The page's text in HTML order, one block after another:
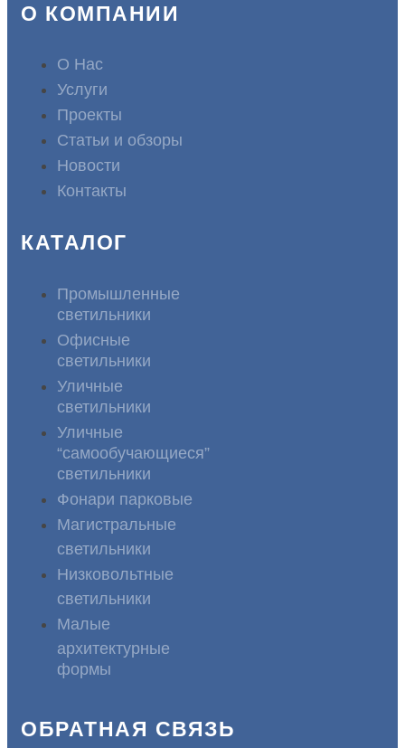
О КОМПАНИИ
О Нас
Услуги
Проекты
Статьи и обзоры
Новости
Контакты
КАТАЛОГ
Промышленные
светильники
Офисные
светильники
Уличные
светильники
Уличные
“самообучающиеся”
светильники
Фонари парковые
Магистральные
светильники
Низковольтные
светильники
Малые
архитектурные
формы
ОБРАТНАЯ СВЯЗЬ